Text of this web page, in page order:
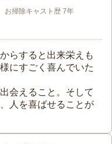
お掃除キャスト歴 7年
らすると出来栄えも
にすごく喜んでいた
会えること。そして
人を喜ばせることが